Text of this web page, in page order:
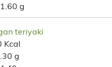
1.60 g
teriyaki
Kcal
g